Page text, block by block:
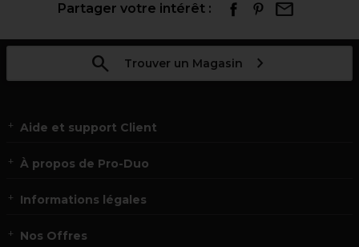
Partager votre intérêt :
Trouver un Magasin
Aide et support Client
À propos de Pro-Duo
Informations légales
Nos Offres